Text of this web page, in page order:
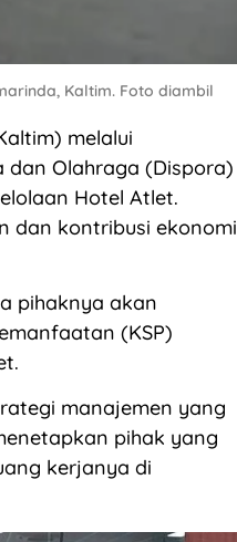
Kaltim. Foto diambil
melalui
dan Olahraga (Dispora)
Hotel Atlet.
dan kontribusi ekonomi
pihaknya akan
(KSP)
manajemen yang
pihak yang
kerjanya di